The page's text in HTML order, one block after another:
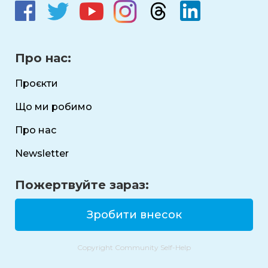
міжнародними організаціями.👉 Детальний
опис усіх проєктів — за посиланням
Фінансова звітність 2022
ВАШІ ПОЖЕРТВИ
Про нас:
Проєкти
Що ми робимо
Про нас
Newsletter
Пожертвуйте зараз:
Зробити внесок
Copyright Community Self-Help